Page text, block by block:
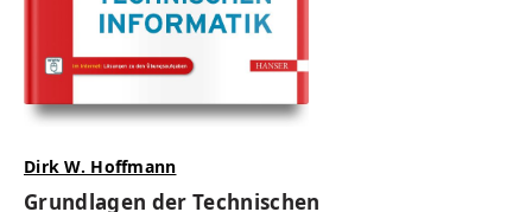
Dirk W. Hoffmann
Grundlagen der Technischen